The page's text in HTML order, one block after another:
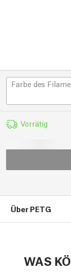
Farbe des
Vorrätig
Über PETG
WAS